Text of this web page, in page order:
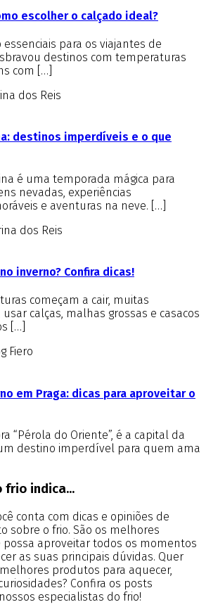
escolher o calçado ideal?
essenciais para os viajantes de
destinos com temperaturas
com […]
dos Reis
destinos imperdíveis e o que
é uma temporada mágica para
nevadas, experiências
e aventuras na neve. […]
dos Reis
inverno? Confira dicas!
começam a cair, muitas
calças, malhas grossas e casacos
[…]
Fiero
em Praga: dicas para aproveitar o
“Pérola do Oriente”, é a capital da
destino imperdível para quem ama
frio indica...
conta com dicas e opiniões de
sobre o frio. São os melhores
aproveitar todos os momentos
as suas principais dúvidas. Quer
produtos para aquecer,
Confira os posts
especialistas do frio!